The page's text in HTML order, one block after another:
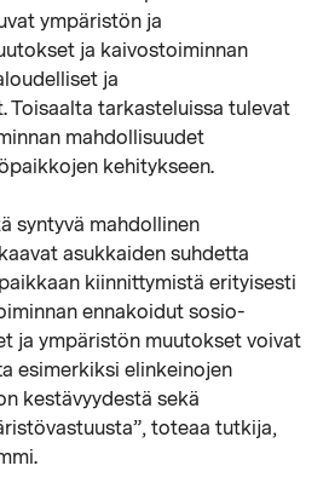
ympäristön ja
ja kaivostoiminnan
ja
Toisaalta tarkasteluissa tulevat
mahdollisuudet
kehitykseen.
syntyvä mahdollinen
asukkaiden suhdetta
kiinnittymistä erityisesti
ennakoidut sosio-
ja ympäristön muutokset voivat
esimerkiksi elinkeinojen
kestävyydestä sekä
toteaa tutkija,